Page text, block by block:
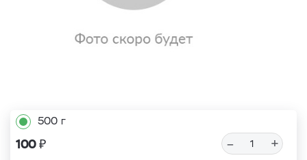
500 г
100₽ – +